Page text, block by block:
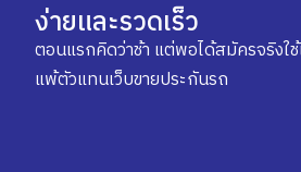
ง่ายและรวดเร็ว
ตอนแรกคิดว่าช้า แต่พอได้สมัครจริงใช้
แพ้ตัวแทนเว็บขายประกันรถ